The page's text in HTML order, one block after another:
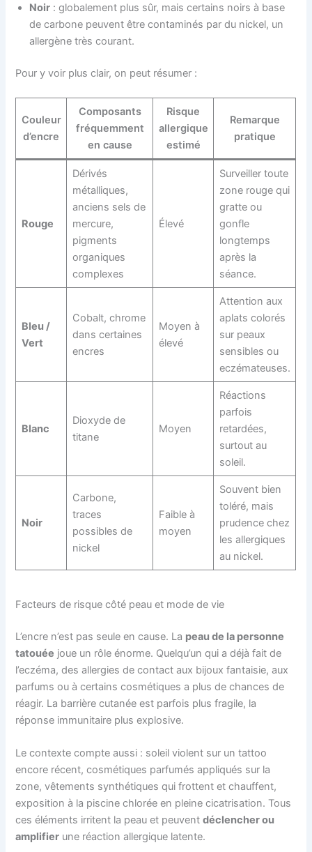
Noir : globalement plus sûr, mais certains noirs à base
de carbone peuvent être contaminés par du nickel, un
allergène très courant.
Pour y voir plus clair, on peut résumer :
Couleur
d’encre
Composants
fréquemment
en cause
Risque
allergique
estimé
Remarque
pratique
Rouge
Dérivés
métalliques,
anciens sels de
mercure,
pigments
organiques
complexes
Élevé
Surveiller toute
zone rouge qui
gratte ou
gonfle
longtemps
après la
séance.
Bleu /
Vert
Cobalt, chrome
dans certaines
encres
Moyen à
élevé
Attention aux
aplats colorés
sur peaux
sensibles ou
eczémateuses.
Blanc
Dioxyde de
titane
Moyen
Réactions
parfois
retardées,
surtout au
soleil.
Noir
Carbone,
traces
possibles de
nickel
Faible à
moyen
Souvent bien
toléré, mais
prudence chez
les allergiques
au nickel.
Facteurs de risque côté peau et mode de vie
L’encre n’est pas seule en cause. La peau de la personne
tatouée joue un rôle énorme. Quelqu’un qui a déjà fait de
l’eczéma, des allergies de contact aux bijoux fantaisie, aux
parfums ou à certains cosmétiques a plus de chances de
réagir. La barrière cutanée est parfois plus fragile, la
réponse immunitaire plus explosive.
Le contexte compte aussi : soleil violent sur un tattoo
encore récent, cosmétiques parfumés appliqués sur la
zone, vêtements synthétiques qui frottent et chauffent,
exposition à la piscine chlorée en pleine cicatrisation. Tous
ces éléments irritent la peau et peuventdéclencher ou
amplifier une réaction allergique latente.